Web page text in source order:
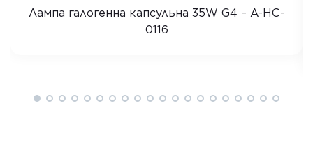
Лампа галогенна капсульна 35W G4 – A-HC-
0116